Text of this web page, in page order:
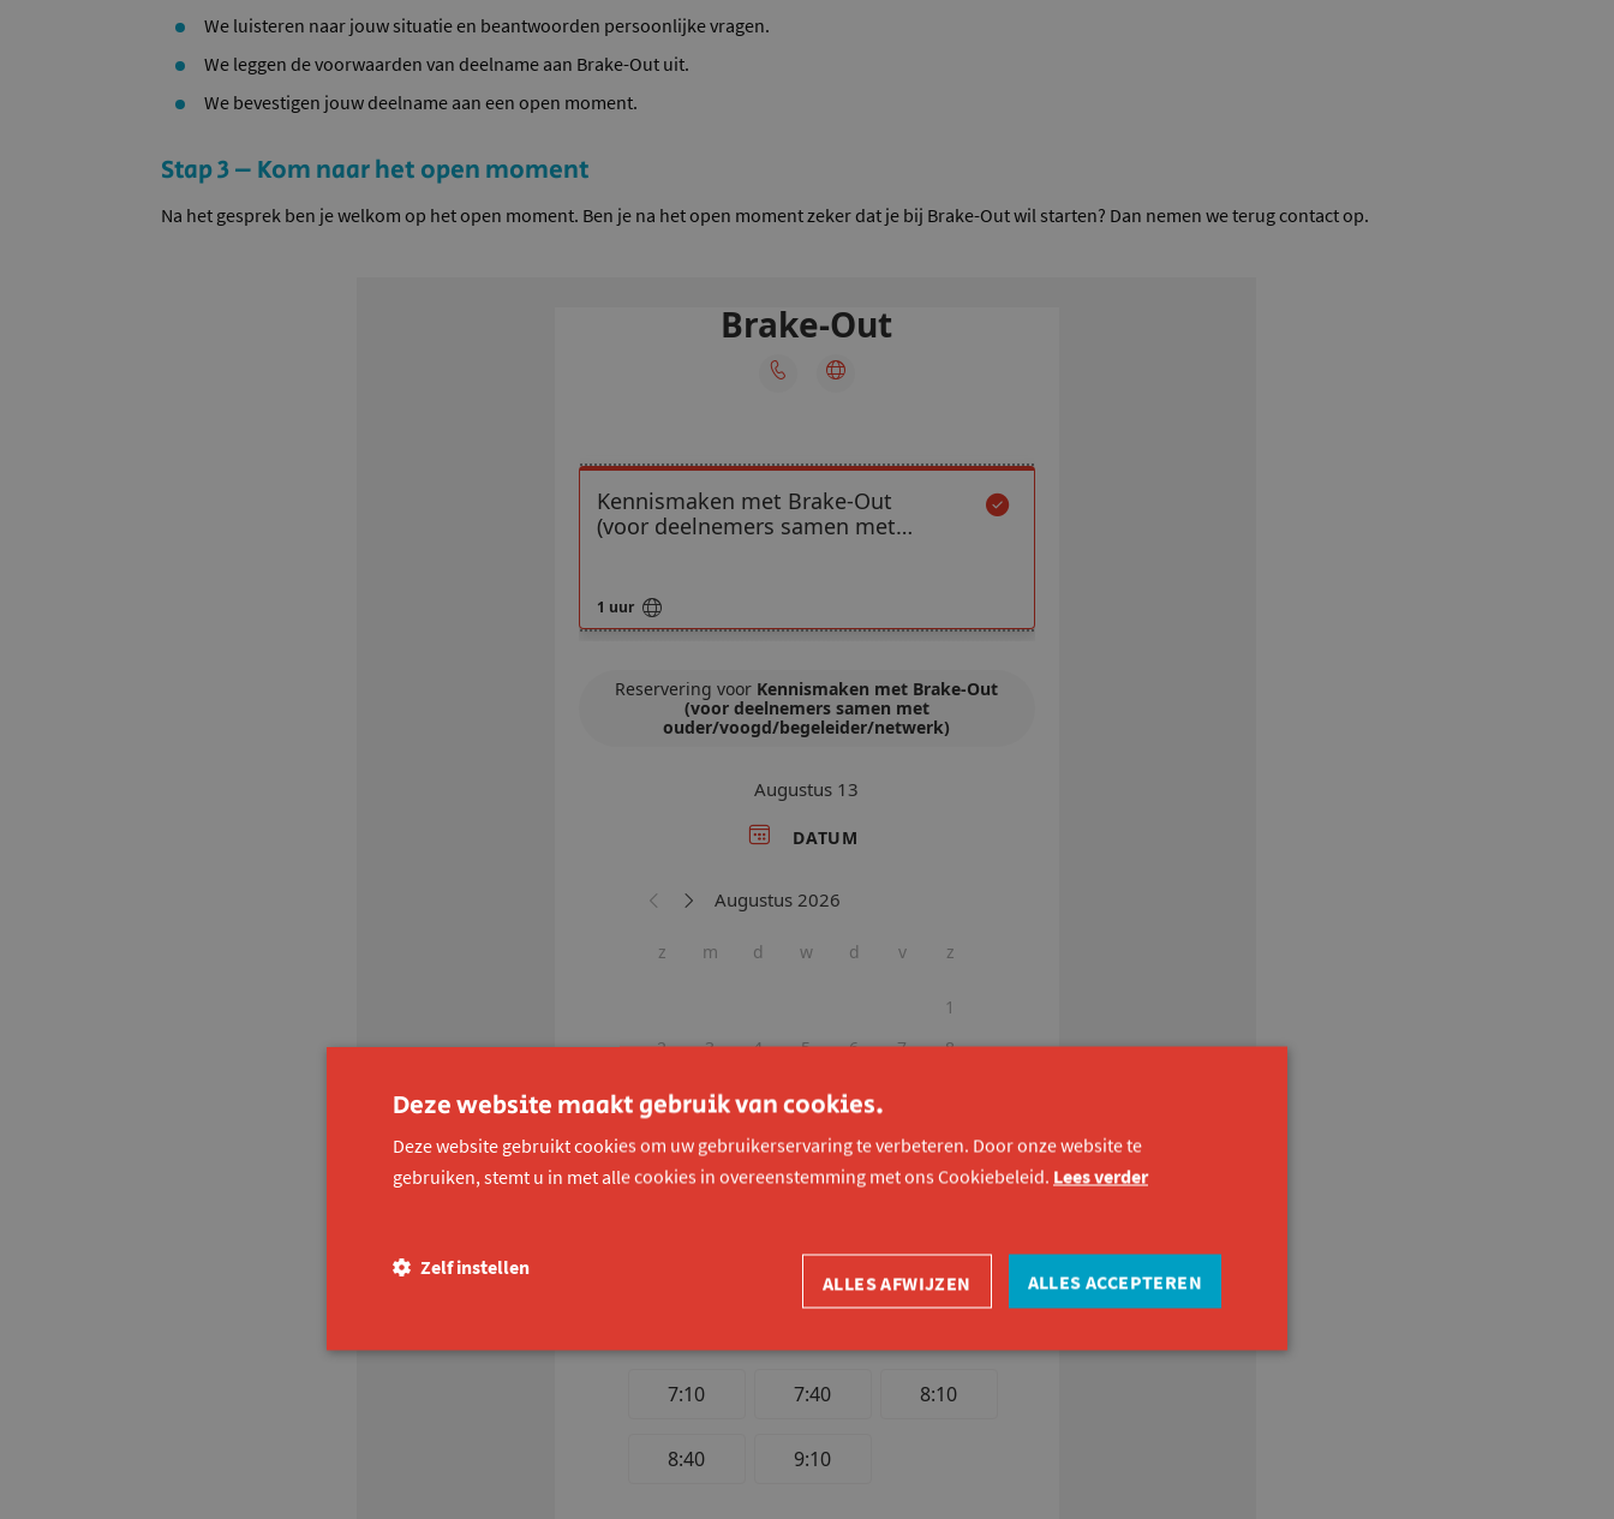
We luisteren naar jouw situatie en beantwoorden persoonlijke vragen.
We leggen de voorwaarden van deelname aan Brake-Out uit.
We bevestigen jouw deelname aan een open moment.
Stap 3 – Kom naar het open moment
Na het gesprek ben je welkom op het open moment. Ben je na het open moment zeker dat je bij Brake-Out wil starten? Dan nemen we terug contact op.
Deze website maakt gebruik van cookies.
Deze website gebruikt cookies om uw gebruikerservaring te verbeteren. Door onze website te
gebruiken, stemt u in met alle cookies in overeenstemming met ons Cookiebeleid. Lees verder
ALLES ACCEPTEREN
ALLES AFWIJZEN
Zelf instellen